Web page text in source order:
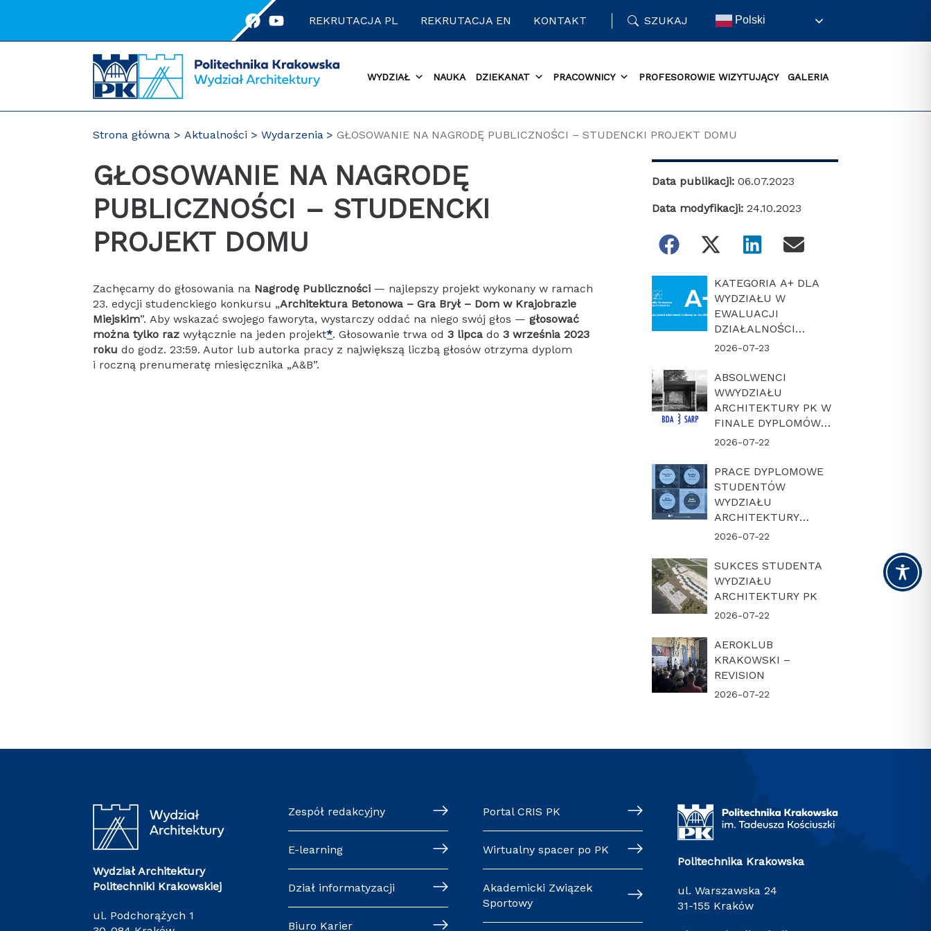
REKRUTACJA PL REKRUTACJA EN KONTAKT SZUKAJ Polski
WYDZIAŁ NAUKA DZIEKANAT PRACOWNICY PROFESOROWIE WIZYTUJĄCY GALERIA
Strona główna Aktualności Wydarzenia GŁOSOWANIE NA NAGRODĘ PUBLICZNOŚCI – STUDENCKI PROJEKT DOMU
GŁOSOWANIE NA NAGRODĘ
PUBLICZNOŚCI – STUDENCKI
PROJEKT DOMU
Zachęcamy do głosowania na Nagrodę Publiczności — najlepszy projekt wykonany w ramach
23. edycji studenckiego konkursu „Architektura Betonowa – Gra Brył – Dom w Krajobrazie
Miejskim”. Aby wskazać swojego faworyta, wystarczy oddać na niego swój głos —głosować
można tylko raz wyłącznie na jeden projekt*. Głosowanie trwa od3 lipca do3 września 2023
roku do godz. 23:59. Autor lub autorka pracy z największą liczbą głosów otrzyma dyplom
i roczną prenumeratę miesięcznika „A&B”.
Data publikacji: 06.07.2023
Data modyfikacji: 24.10.2023
KATEGORIA A+ DLA
WYDZIAŁU W
EWALUACJI
DZIAŁALNOŚCI
NAUKOWEJ W
2026-07-23
ABSOLWENCI
WWYDZIAŁU
ARCHITEKTURY PK W
FINALE DYPLOMÓW
ROKU BDA-SARP 2026
2026-07-22
PRACE DYPLOMOWE
STUDENTÓW
WYDZIAŁU
ARCHITEKTURY
POLITECHNIKI
FINALE KONKURSU
„DYPLOM Z
ARCHICADEM 2026”
2026-07-22
SUKCES STUDENTA
WYDZIAŁU
ARCHITEKTURY PK
2026-07-22
AEROKLUB
KRAKOWSKI –
REVISION
2026-07-22
Wydział Architektury
Politechniki Krakowskiej
ul. Podchorążych 1
Zespół redakcyjny
E-learning
Dział informatyzacji
Biuro Karier
Portal CRIS PK
Wirtualny spacer po PK
Akademicki Związek
Sportowy
Politechnika Krakowska
ul. Warszawska 24
31-155 Kraków